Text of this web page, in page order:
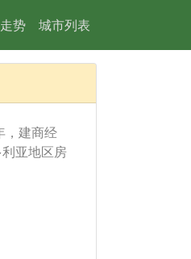
势 城市列表
，建商经
亚地区房